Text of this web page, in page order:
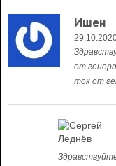
Ишен
от
ток от